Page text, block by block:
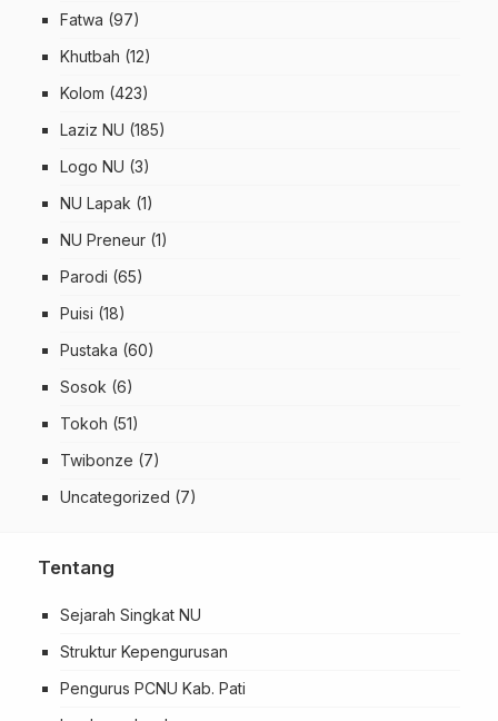
Fatwa (97)
Khutbah (12)
Kolom (423)
Laziz NU (185)
Logo NU (3)
NU Lapak (1)
NU Preneur (1)
Parodi (65)
Puisi (18)
Pustaka (60)
Sosok (6)
Tokoh (51)
Twibonze (7)
Uncategorized (7)
Tentang
Sejarah Singkat NU
Struktur Kepengurusan
Pengurus PCNU Kab. Pati